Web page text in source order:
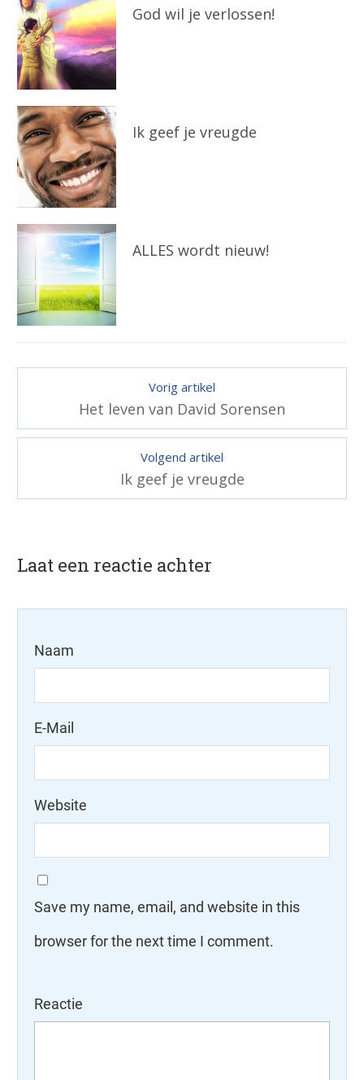
God wil je verlossen!
Ik geef je vreugde
ALLES wordt nieuw!
Vorig artikel
Het leven van David Sorensen
Volgend artikel
Ik geef je vreugde
Laat een reactie achter
Naam
E-Mail
Website
Save my name, email, and website in this
browser for the next time I comment.
Reactie